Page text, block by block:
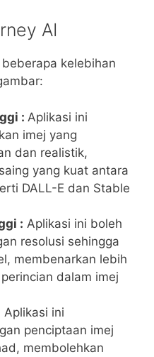
AI
kelebihan
: Aplikasi ini
imej yang
dan realistik,
yang kuat antara
DALL-E dan Stable
: Aplikasi ini boleh
resolusi sehingga
membenarkan lebih
dalam imej
Aplikasi ini
penciptaan imej
membolehkan